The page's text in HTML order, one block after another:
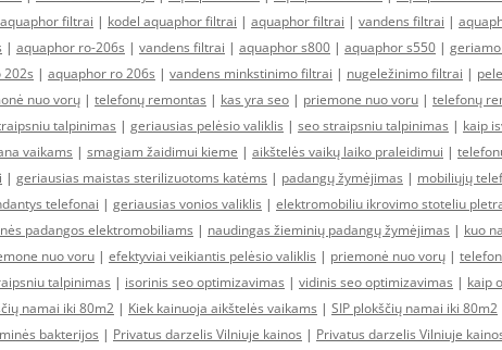
filtrai | kodel aquaphor filtrai | aquaphor filtrai | vandens filtrai |
| aquaphor ro-206s | vandens filtrai | aquaphor s800 | aquaphor s550 |
| aquaphor ro 206s | vandens minkstinimo filtrai | nugeležinimo filtrai |
nuo vorų | telefonų remontas | kas yra seo | priemone nuo voru | telefonų
talpinimas | geriausias pelėsio valiklis | seo straipsniu talpinimas | kaip
vaikams | smagiam žaidimui kieme | aikštelės vaikų laiko praleidimui |
| geriausias maistas sterilizuotoms katėms | padangų žymėjimas | mobiliųjų
telefonai | geriausias vonios valiklis | elektromobiliu ikrovimo stoteliu
padangos elektromobiliams | naudingas žieminių padangų žymėjimas | kuo
nuo voru | efektyviai veikiantis pelėsio valiklis | priemonė nuo vorų |
talpinimas | isorinis seo optimizavimas | vidinis seo optimizavimas | kaip
namai iki 80m2 | Kiek kainuoja aikštelės vaikams | SIP plokščių namai iki 80m2
bakterijos | Privatus darzelis Vilniuje kainos | Privatus darzelis Vilniuje